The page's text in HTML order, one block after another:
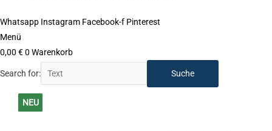
Whatsapp Instagram Facebook-f Pinterest
Menü
0,00 €0 Warenkorb
Search for:
NEU
Bambus
Jersey
NEU
NEU
NEU
NEU
NEU
NEU
NEU
NEU
NEU
NEU
NEU